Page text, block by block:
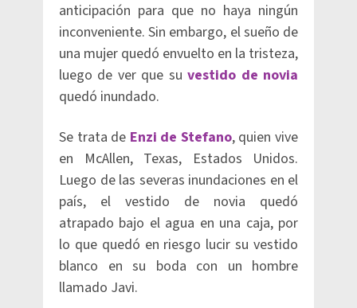
anticipación para que no haya ningún
inconveniente. Sin embargo, el sueño de
una mujer quedó envuelto en la tristeza,
luego de ver que suvestido de novia
quedó inundado.
Se trata de Enzi de Stefano, quien vive
en McAllen, Texas, Estados Unidos.
Luego de las severas inundaciones en el
país, el vestido de novia quedó
atrapado bajo el agua en una caja, por
lo que quedó en riesgo lucir su vestido
blanco en su boda con un hombre
llamado Javi.